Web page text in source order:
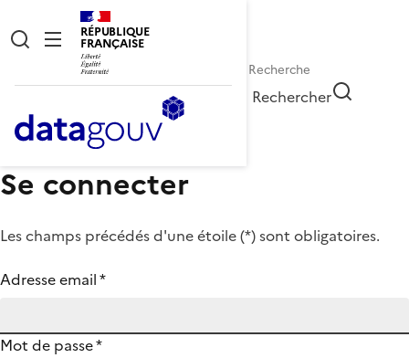
RÉPUBLIQUE
FRANÇAISE
Rechercher
Se connecter
Les champs précédés d'une étoile (*) sont obligatoires.
Adresse email*
Mot de passe*